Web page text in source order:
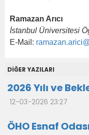
Ramazan Arıcı
İstanbul Üniversitesi
E-Mail:
DİĞER YAZILARI
2026 Yılı ve
12-03-2026 23:27
ÖHO Esnaf